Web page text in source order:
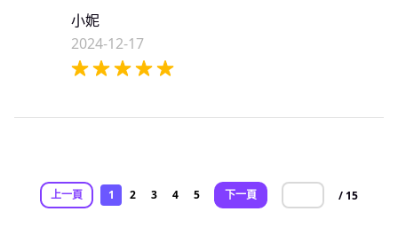
小妮
2024-12-17
上一頁 1 2 3 4 5 下一頁 / 15